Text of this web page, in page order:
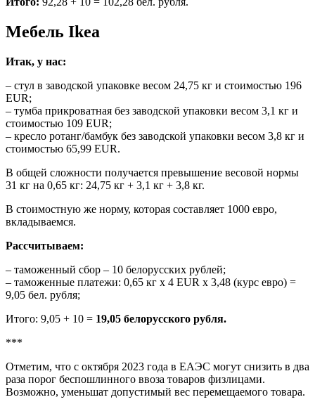
Мебель Ikea
Итак, у нас:
– стул в заводской упаковке весом 24,75 кг и стоимостью 196
EUR;
– тумба прикроватная без заводской упаковки весом 3,1 кг и
стоимостью 109 EUR;
– кресло ротанг/бамбук без заводской упаковки весом 3,8 кг и
стоимостью 65,99 EUR.
В общей сложности получается превышение весовой нормы
31 кг на 0,65 кг: 24,75 кг + 3,1 кг + 3,8 кг.
В стоимостную же норму, которая составляет 1000 евро,
вкладываемся.
Рассчитываем:
– таможенный сбор – 10 белорусских рублей;
– таможенные платежи: 0,65 кг х 4 EUR х 3,48 (курс евро) =
9,05 бел. рубля;
Итого: 9,05 + 10 = 19,05 белорусского рубля.
***
Отметим, что с октября 2023 года в ЕАЭС могут снизить в два
раза порог беспошлинного ввоза товаров физлицами.
Возможно, уменьшат допустимый вес перемещаемого товара.